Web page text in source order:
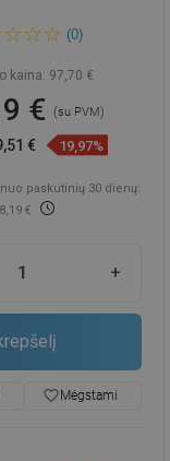
660 x 550 mm, 386
(0)
kaina: 97,70 €
€ (su PVM)
€ 19,97%
paskutinių 30 dienų:
€
+
favorite_borderMėgstami